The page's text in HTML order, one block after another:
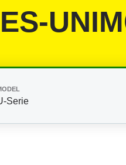
Serie